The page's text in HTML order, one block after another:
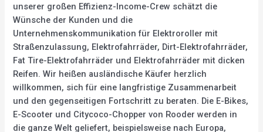
unserer großen Effizienz-Income-Crew schätzt die
Wünsche der Kunden und die
Unternehmenskommunikation für Elektroroller mit
Straßenzulassung, Elektrofahrräder, Dirt-Elektrofahrräder,
Fat Tire-Elektrofahrräder und Elektrofahrräder mit dicken
Reifen. Wir heißen ausländische Käufer herzlich
willkommen, sich für eine langfristige Zusammenarbeit
und den gegenseitigen Fortschritt zu beraten. Die E-Bikes,
E-Scooter und Citycoco-Chopper von Rooder werden in
die ganze Welt geliefert, beispielsweise nach Europa,